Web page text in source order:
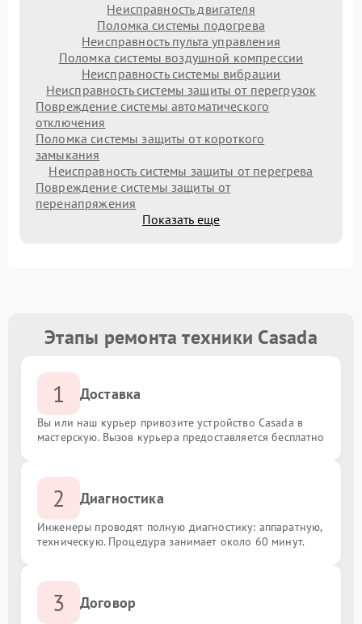
Неисправность двигателя
Поломка системы подогрева
Неисправность пульта управления
Поломка системы воздушной компрессии
Неисправность системы вибрации
Неисправность системы защиты от перегрузок
Повреждение системы автоматического
отключения
Поломка системы защиты от короткого
замыкания
Неисправность системы защиты от перегрева
Повреждение системы защиты от
перенапряжения
Показать еще
Этапы ремонта техники Casada
1 Доставка
Вы или наш курьер привозите устройство Casada в
мастерскую. Вызов курьера предоставляется бесплатно
2 Диагностика
Инженеры проводят полную диагностику: аппаратную,
техническую. Процедура занимает около 60 минут.
3 Договор